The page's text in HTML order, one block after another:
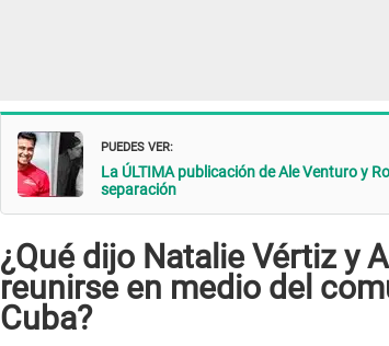
PUEDES VER:
La ÚLTIMA publicación de Ale Venturo y
separación
¿Qué dijo Natalie Vértiz y
reunirse en medio del
Cuba?